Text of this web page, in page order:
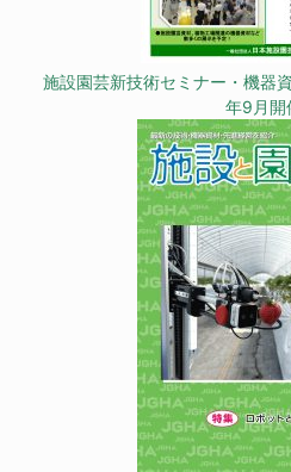
施設園芸新技術セミナー・機器
年9月開